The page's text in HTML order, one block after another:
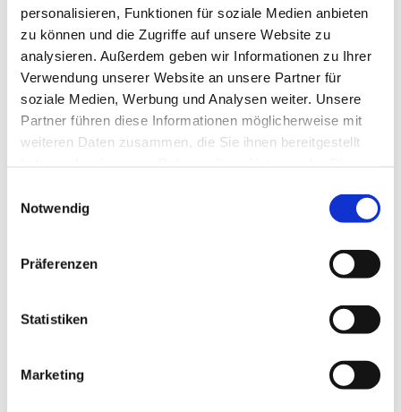
personalisieren, Funktionen für soziale Medien anbieten
zu können und die Zugriffe auf unsere Website zu
analysieren. Außerdem geben wir Informationen zu Ihrer
Verwendung unserer Website an unsere Partner für
soziale Medien, Werbung und Analysen weiter. Unsere
Partner führen diese Informationen möglicherweise mit
weiteren Daten zusammen, die Sie ihnen bereitgestellt
Notwendig
Präferenzen
Statistiken
Marketing
Dies könnte Sie auch
interessieren